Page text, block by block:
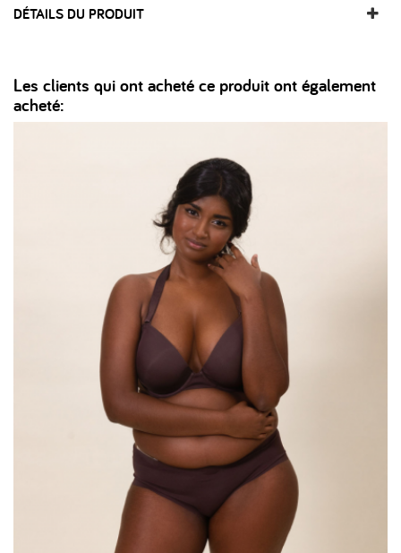
DÉTAILS DU PRODUIT
Les clients qui ont acheté ce produit ont également
acheté: